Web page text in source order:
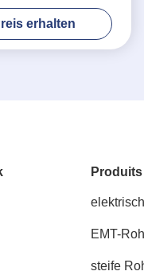
U-Bahn-
erhalten
Produits
EMT-
steife